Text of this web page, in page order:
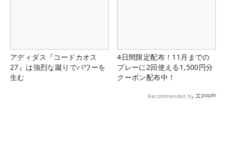
アディダス『コードカオス
27』は強烈な蹴りでパワーを
生む
4日間限定配布！11月までの
プレーに2回使える1,500円分
クーポン配布中！
Recommended by